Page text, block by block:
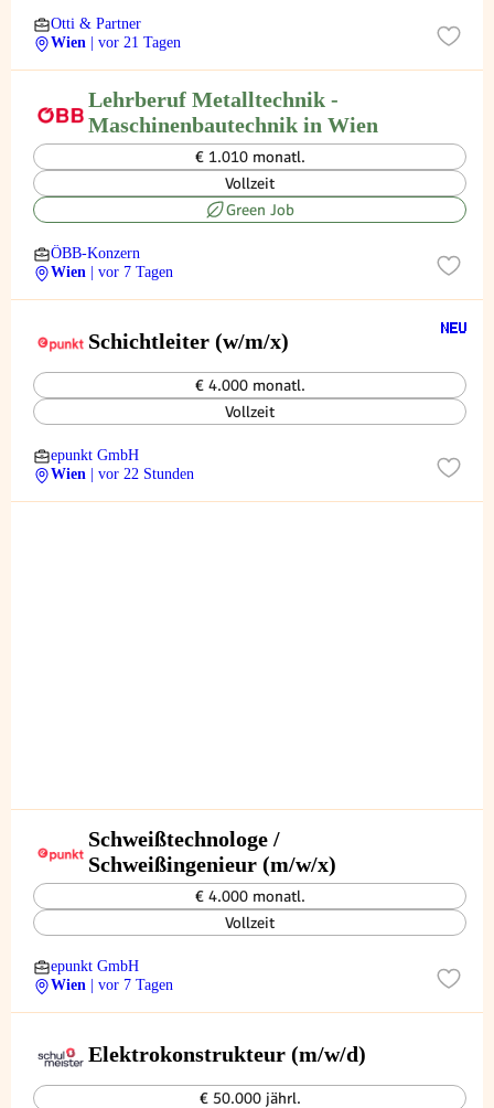
Otti & Partner
Wien
| vor 21 Tagen
Lehrberuf Metalltechnik -
Maschinenbautechnik in Wien
€ 1.010 monatl.
Vollzeit
Green Job
ÖBB-Konzern
Wien
| vor 7 Tagen
Schichtleiter (w/m/x)
€ 4.000 monatl.
Vollzeit
epunkt GmbH
Wien
| vor 22 Stunden
Schweißtechnologe /
Schweißingenieur (m/w/x)
€ 4.000 monatl.
Vollzeit
epunkt GmbH
Wien
| vor 7 Tagen
Elektrokonstrukteur (m/w/d)
€ 50.000 jährl.